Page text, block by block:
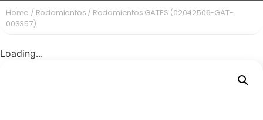
Home / Rodamientos / Rodamientos GATES (02042506-GAT-
003357)
Loading...